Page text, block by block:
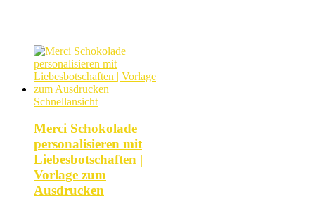
Schnellansicht
Merci Schokolade
personalisieren mit
Liebesbotschaften |
Vorlage zum
Ausdrucken